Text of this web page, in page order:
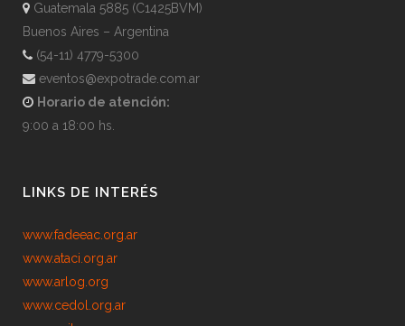
Guatemala 5885 (C1425BVM)
Buenos Aires – Argentina
(54-11) 4779-5300
eventos@expotrade.com.ar
Horario de atención:
9:00 a 18:00 hs.
LINKS DE INTERÉS
www.fadeeac.org.ar
www.ataci.org.ar
www.arlog.org
www.cedol.org.ar